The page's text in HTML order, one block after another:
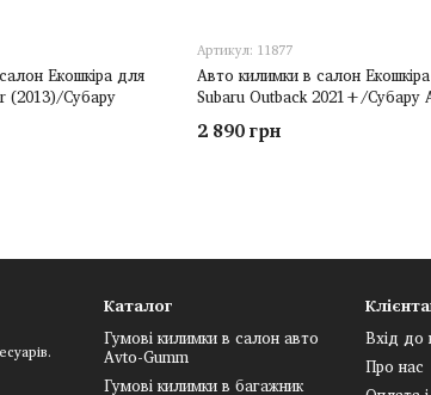
Екошкіра для
(2013)/Субару
Артикул: 11877
Авто килимки в салон
Subaru Outback 2021+/Субару
2 890 грн
Каталог
Гумові килимки в салон авто
Avto-Gumm
Гумові килимки в багажник
Вхід до
Про нас